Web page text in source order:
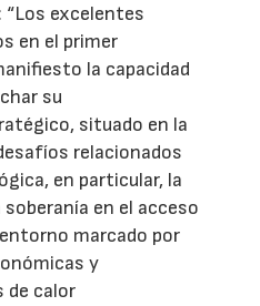
excelentes
en el primer
la capacidad
su
situado en la
relacionados
en particular, la
en el acceso
marcado por
y
de calor